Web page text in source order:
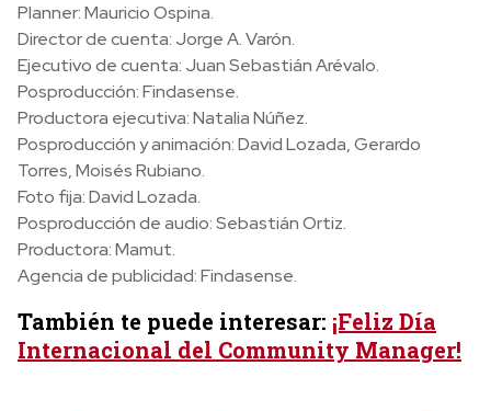
Planner: Mauricio Ospina.
Director de cuenta: Jorge A. Varón.
Ejecutivo de cuenta: Juan Sebastián Arévalo.
Posproducción: Findasense.
Productora ejecutiva: Natalia Núñez.
Posproducción y animación: David Lozada, Gerardo
Torres, Moisés Rubiano.
Foto fija: David Lozada.
Posproducción de audio: Sebastián Ortiz.
Productora: Mamut.
Agencia de publicidad: Findasense.
También te puede interesar: ¡Feliz Día
Internacional del Community Manager!